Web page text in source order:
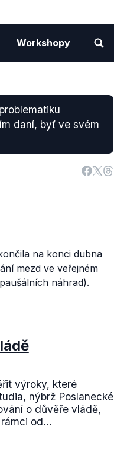
Workshopy
daní, byť ve svém
na konci dubna
mezd ve veřejném
náhrad).
výroky, které
nýbrž Poslanecké
o důvěře vládě,
od...